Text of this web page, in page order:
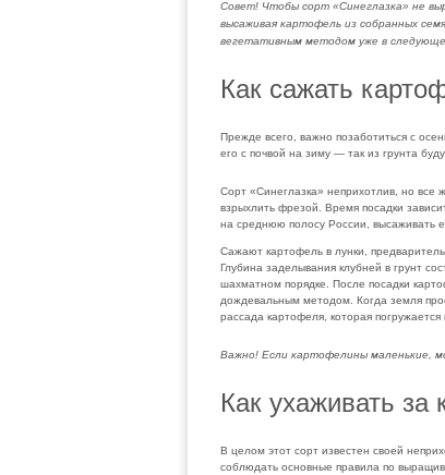
Совет! Чтобы сорт «Синеглазка» не
высаживая картофель из собранных
вегетативным методом уже в
Как сажать
Прежде всего, важно позаботиться с
его с почвой на зиму — так из грунта
Сорт «Синеглазка» неприхотлив, но
взрыхлить фрезой. Время посадки
на среднюю полосу России, высаживать
Сажают картофель в лунки,
Глубина заделывания клубней в грунт
шахматном порядке. После посадки
дождевальным методом. Когда земля
рассада картофеля, которая погружается
Важно! Если картофелины маленькие,
Как ухаживать за
В целом этот сорт известен своей
соблюдать основные правила по